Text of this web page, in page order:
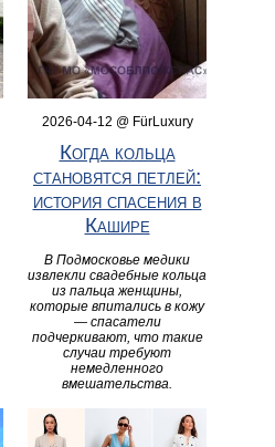
2026-04-12 @ FürLuxury
Когда кольца
становятся петлей:
история спасения в
Кашире
В Подмосковье медики
извлекли свадебные кольца
из пальца женщины,
которые впитались в кожу
— спасатели
подчеркивают, что такие
случаи требуют
немедленного
вмешательства.